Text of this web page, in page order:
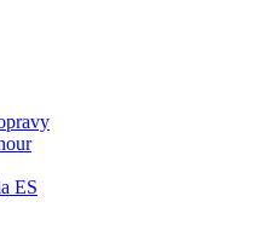
ES